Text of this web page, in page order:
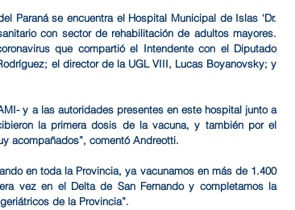
Paraná se encuentra el Hospital Municipal de Islas ‘Dr.
con sector de rehabilitación de adultos mayores.
que compartió el Intendente con el Diputado
el director de la UGL VIII, Lucas Boyanovsky; y
y a las autoridades presentes en este hospital junto a
la primera dosis de la vacuna, y también por el
acompañados”, comentó Andreotti.
en toda la Provincia, ya vacunamos en más de 1.400
vez en el Delta de San Fernando y completamos la
de la Provincia”.